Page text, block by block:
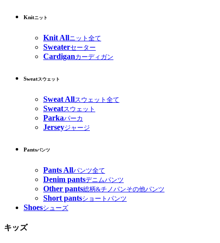
Knitニット
Knit Allニット全て
Sweaterセーター
Cardiganカーディガン
Sweatスウェット
Sweat Allスウェット全て
Sweatスウェット
Parkaパーカ
Jerseyジャージ
Pantsパンツ
Pants Allパンツ全て
Denim pantsデニムパンツ
Other pants総柄&チノパンその他パンツ
Short pantsショートパンツ
Shoesシューズ
キッズ